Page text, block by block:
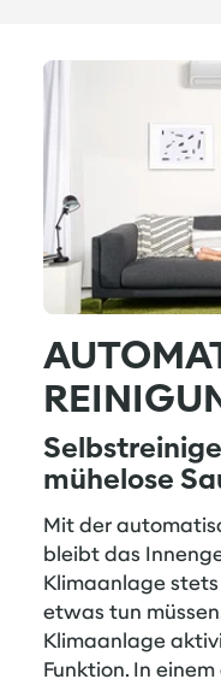
mühelose
Mit der
bleibt das
Klimaanlage stets
etwas tun
Klimaanlage
Funktion. In